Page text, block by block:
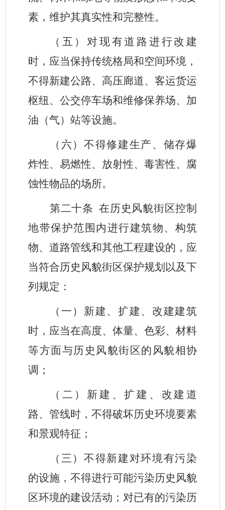
素，维护其真实性和完整性。
（五）对现有道路进行改建
时，应当保持传统格局和空间环境，
不得新建公路、高压廊道、客运货运
枢纽、公交停车场和维修保养场、加
油（气）站等设施。
（六）不得修建生产、储存爆
炸性、易燃性、放射性、毒害性、腐
蚀性物品的场所。
第二十条 在历史风貌街区控制
地带保护范围内进行建筑物、构筑
物、道路管线和其他工程建设的，应
当符合历史风貌街区保护规划以及下
列规定：
（一）新建、扩建、改建建筑
时，应当在高度、体量、色彩、材料
等方面与历史风貌街区的风貌相协
调；
（二）新建、扩建、改建道
路、管线时，不得破坏历史环境要素
和景观特征；
（三）不得新建对环境有污染
的设施，不得进行可能污染历史风貌
区环境的建设活动；对已有的污染历